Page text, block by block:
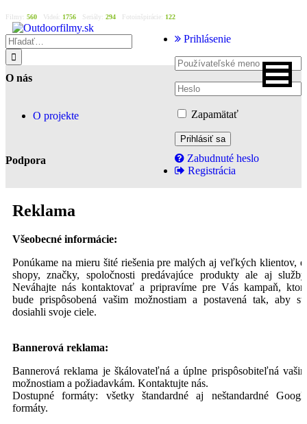
Filmy: 560 Videá: 1756 Seriály: 294 Fotoinšpirácie: 122
Prihlásenie
Zapamätať
Zabudnuté heslo
Registrácia
Reklama
Všeobecné informácie:
Ponúkame na mieru šité riešenia pre malých aj veľkých klientov,
shopy, značky, spoločnosti predávajúce produkty ale aj
Neváhajte nás kontaktovať a pripravíme pre Vás kampaň,
bude prispôsobená vašim možnostiam a postavená tak, aby
dosiahli svoje ciele.
Bannerová reklama:
Bannerová reklama je škálovateľná a úplne prispôsobiteľná
možnostiam a požiadavkám. Kontaktujte nás.
Dostupné formáty: všetky štandardné aj neštandardné
formáty.
O nás
O projekte
Podpora